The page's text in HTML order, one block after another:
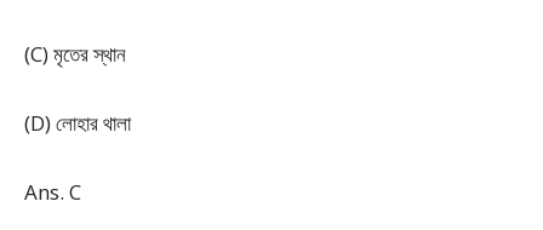
(C) মৃতের স্থান
(D) লোহার থালা
Ans. C